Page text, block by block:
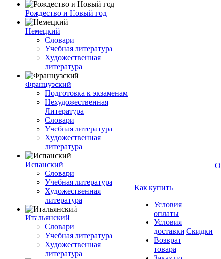
Рождество и Новый год
Немецкий
Словари
Учебная литература
Художественная
литература
Французский
Подготовка к экзаменам
Нехудожественная
Литература
Словари
Учебная литература
Художественная
литература
Испанский
Словари
Учебная литература
Художественная
литература
Итальянский
Словари
Учебная литература
Художественная
литература
Как купить
Условия
оплаты
Условия
доставки
Возврат
товара
Скидки
О